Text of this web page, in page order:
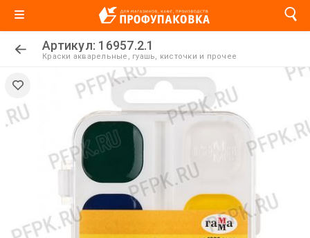
Артикул: 16957.2.1
Краски акварельные, гуашь, кисточки и прочее